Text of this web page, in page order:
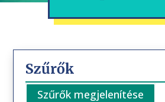
Szűrők
Szűrők megjelenítése